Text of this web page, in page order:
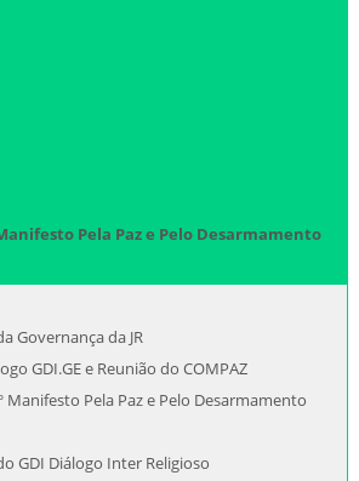
Pela Paz e Pelo Desarmamento
Governança da JR
GDI.GE e Reunião do COMPAZ
Manifesto Pela Paz e Pelo Desarmamento
GDI Diálogo Inter Religioso